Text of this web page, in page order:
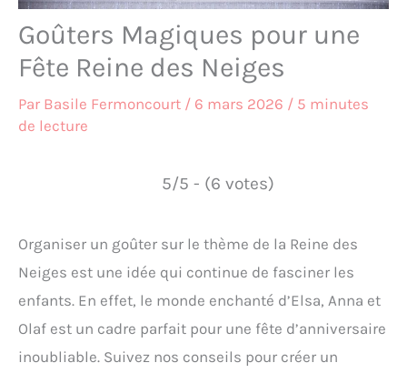
Goûters Magiques pour une
Fête Reine des Neiges
Par Basile Fermoncourt / 6 mars 2026 / 5 minutes
de lecture
5/5 - (6 votes)
Organiser un goûter sur le thème de la Reine des
Neiges est une idée qui continue de fasciner les
enfants. En effet, le monde enchanté d’Elsa, Anna et
Olaf est un cadre parfait pour une fête d’anniversaire
inoubliable. Suivez nos conseils pour créer un